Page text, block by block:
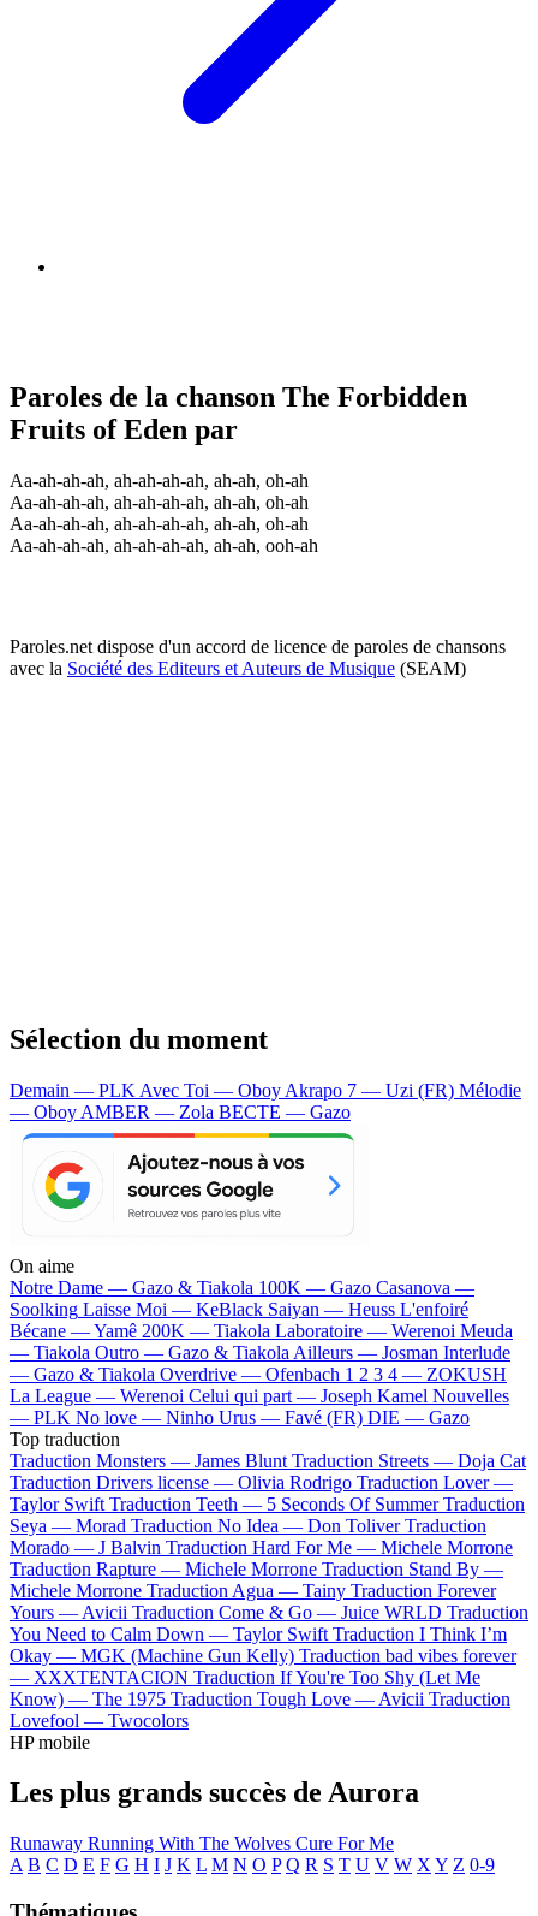
Paroles de la chanson The Forbidden
Fruits of Eden par
Aa-ah-ah-ah, ah-ah-ah-ah, ah-ah, oh-ah
Aa-ah-ah-ah, ah-ah-ah-ah, ah-ah, oh-ah
Aa-ah-ah-ah, ah-ah-ah-ah, ah-ah, oh-ah
Aa-ah-ah-ah, ah-ah-ah-ah, ah-ah, ooh-ah
Paroles.net dispose d'un accord de licence de paroles de chansons
avec la Société des Editeurs et Auteurs de Musique (SEAM)
Sélection du moment
Demain — PLK Avec Toi — Oboy Akrapo 7 — Uzi (FR) Mélodie
— Oboy AMBER — Zola BECTE — Gazo
On aime
Notre Dame — Gazo & Tiakola 100K — Gazo Casanova —
Soolking Laisse Moi — KeBlack Saiyan — Heuss L'enfoiré
Bécane —Yamê 200K — Tiakola Laboratoire — Werenoi Meuda
— Tiakola Outro — Gazo & Tiakola Ailleurs — Josman Interlude
— Gazo & Tiakola Overdrive — Ofenbach 1 2 3 4 — ZOKUSH
La League — Werenoi Celui qui part — Joseph Kamel Nouvelles
— PLK No love — Ninho Urus — Favé (FR) DIE — Gazo
Top traduction
Traduction Monsters — James Blunt Traduction Streets — Doja Cat
Traduction Drivers license — Olivia Rodrigo Traduction Lover —
Taylor Swift Traduction Teeth — 5 Seconds Of Summer Traduction
Seya — Morad Traduction No Idea — Don Toliver Traduction
Morado — J Balvin Traduction Hard For Me — Michele Morrone
Traduction Rapture — Michele Morrone Traduction Stand By —
Michele Morrone Traduction Agua — Tainy Traduction Forever
Yours — Avicii Traduction Come & Go — Juice WRLD Traduction
You Need to Calm Down — Taylor Swift Traduction I Think I’m
Okay — MGK (Machine Gun Kelly) Traduction bad vibes forever
— XXXTENTACION Traduction If You're Too Shy (Let Me
Know) — The 1975 Traduction Tough Love — Avicii Traduction
Lovefool — Twocolors
HP mobile
Les plus grands succès de Aurora
Runaway Running With The Wolves Cure For Me
A B C D E F G H I J K L M N O P Q R S T U V W X Y Z 0-9